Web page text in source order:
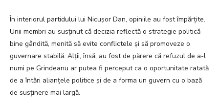
În interiorul partidului lui Nicușor Dan, opiniile au fost împărțite.
Unii membri au susținut că decizia reflectă o strategie politică
bine gândită, menită să evite conflictele și să promoveze o
guvernare stabilă. Alții, însă, au fost de părere că refuzul de a-l
numi pe Grindeanu ar putea fi perceput ca o oportunitate ratată
de a întări alianțele politice și de a forma un guvern cu o bază
de susținere mai largă.